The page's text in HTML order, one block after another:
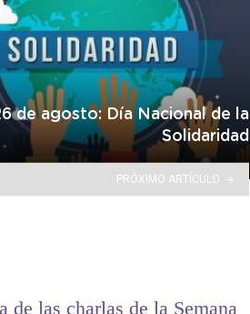
de agosto: Día Nacional de la
Solidaridad
PRÓXIMO ARTÍCULO
de las charlas de la Semana